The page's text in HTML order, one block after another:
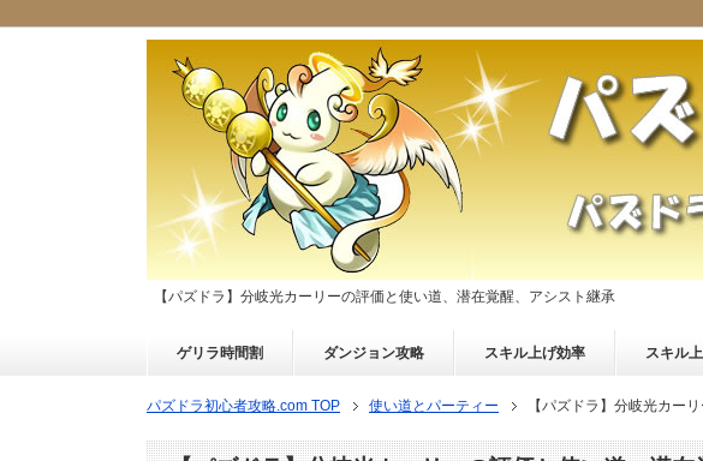
【パズドラ】分岐光カーリーの評価と使い道、潜在覚醒、アシスト継承
ゲリラ時間割 ダンジョン攻略 スキル上げ効率 スキル
パズドラ初心者攻略.com TOP 使い道とパーティー 【パズドラ】分岐光カー